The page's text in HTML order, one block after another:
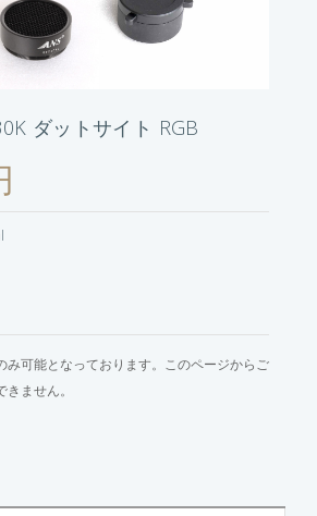
ダットサイト RGB
み可能となっております。このページからご
ません。